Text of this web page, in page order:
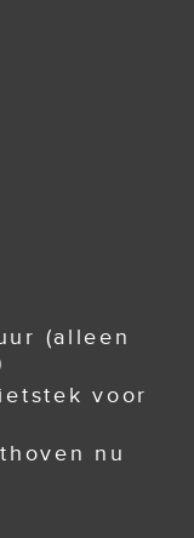
(alleen
voor
nu